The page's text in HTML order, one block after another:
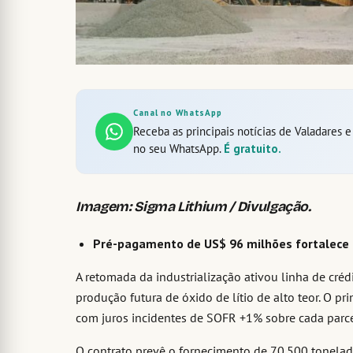
Canal no WhatsApp
Receba as principais notícias de Valadares
no seu WhatsApp. É gratuito.
Imagem: Sigma Lithium / Divulgação.
Pré-pagamento de US$ 96 milhões
A retomada da industrialização ativou linha de
produção futura de óxido de lítio de alto teor. O
com juros incidentes de SOFR +1% sobre cada